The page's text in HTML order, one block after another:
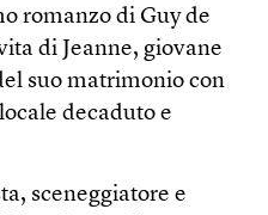
romanzo di Guy de
di Jeanne, giovane
suo matrimonio con
decaduto e
sceneggiatore e